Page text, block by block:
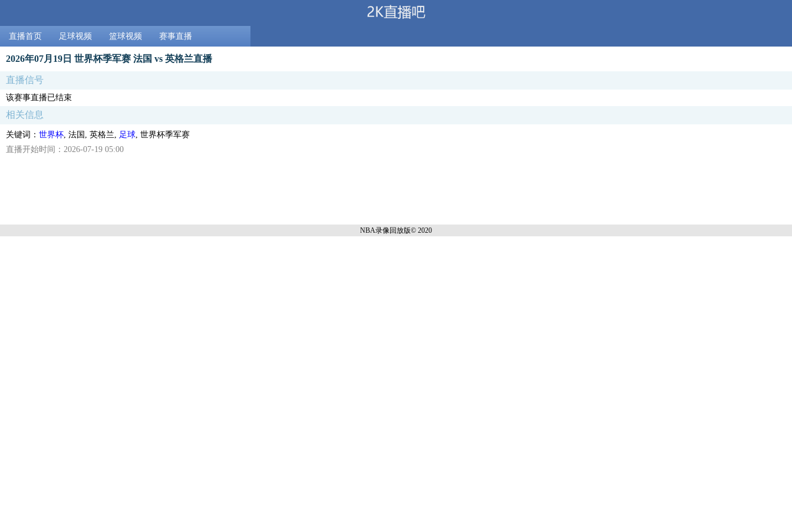
直播首页 足球视频 篮球视频 赛事直播
2026年07月19日 世界杯季军赛 法国 vs 英格兰直播
直播信号
该赛事直播已结束
相关信息
关键词： 世界杯 , 法国, 英格兰, 足球 , 世界杯季军赛
直播开始时间：2026-07-19 05:00
NBA录像回放版© 2020